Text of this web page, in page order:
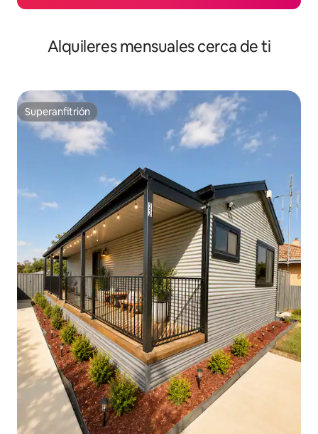
Alquileres mensuales cerca de ti
Superanfitrión
Superanfitrión